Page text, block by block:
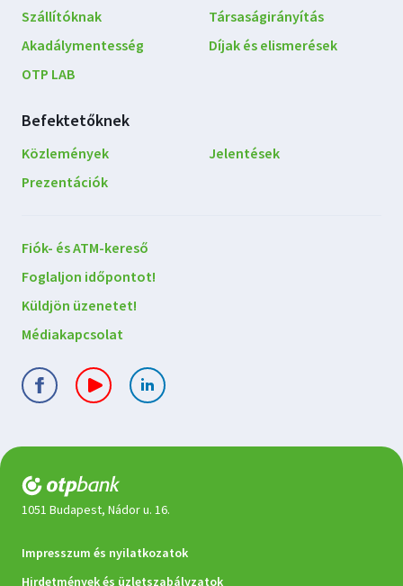
Szállítóknak
Akadálymentesség
OTP LAB
Társaságirányítás
Díjak és elismerések
Befektetőknek
Közlemények
Jelentések
Prezentációk
Lépjen
kapcsolatba
velünk
Fiók- és ATM-kereső
Foglaljon időpontot!
Küldjön üzenetet!
Médiakapcsolat
1051 Budapest, Nádor u. 16.
Jogi
Impresszum és nyilatkozatok